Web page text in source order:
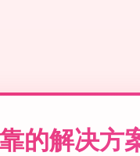
的解决方